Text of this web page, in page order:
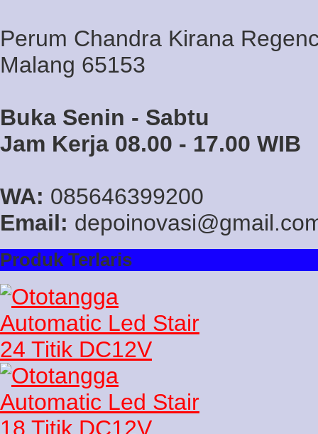
Perum Chandra Kirana
Malang 65153
Buka Senin - Sabtu
Jam Kerja 08.00 - 17.00 WIB
WA: 085646399200
Email:
Produk Terlaris